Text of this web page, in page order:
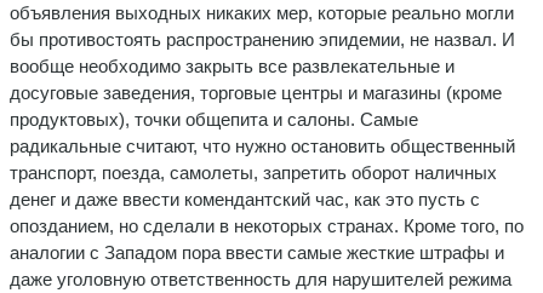
объявления выходных никаких мер, которые реально могли
бы противостоять распространению эпидемии, не назвал. И
вообще необходимо закрыть все развлекательные и
досуговые заведения, торговые центры и магазины (кроме
продуктовых), точки общепита и салоны. Самые
радикальные считают, что нужно остановить общественный
транспорт, поезда, самолеты, запретить оборот наличных
денег и даже ввести комендантский час, как это пусть с
опозданием, но сделали в некоторых странах. Кроме того, по
аналогии с Западом пора ввести самые жесткие штрафы и
даже уголовную ответственность для нарушителей режима